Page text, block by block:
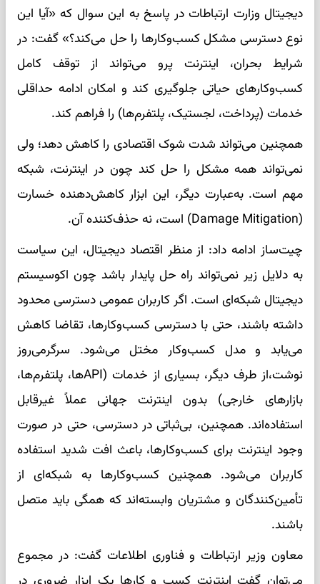
دیجیتال وزارت ارتباطات در پاسخ به این سوال که «آیا این
نوع دسترسی مشکل کسب‌وکارها را حل می‌کند؟» گفت: در
شرایط بحران، اینترنت پرو می‌تواند از توقف کامل
کسب‌وکارهای حیاتی جلوگیری کند و امکان ادامه حداقلی
خدمات (پرداخت، لجستیک، پلتفرم‌ها) را فراهم کند.
همچنین می‌تواند شدت شوک اقتصادی را کاهش دهد؛ ولی
نمی‌تواند همه مشکل را حل کند چون در اینترنت، شبکه
مهم است. به‌عبارت دیگر، این ابزار کاهش‌دهنده خسارت
(Damage Mitigation) است، نه حذف‌کننده آن.
چیت‌ساز ادامه داد: از منظر اقتصاد دیجیتال، این سیاست
به دلایل زیر نمی‌تواند راه حل پایدار باشد چون اکوسیستم
دیجیتال شبکه‌ای است. اگر کاربران عمومی دسترسی محدود
داشته باشند، حتی با دسترسی کسب‌وکارها، تقاضا کاهش
می‌یابد و مدل کسب‌وکار مختل می‌شود. سرگرمی‌روز
نوشت،از طرف دیگر، بسیاری از خدمات (APIها، پلتفرم‌ها،
بازارهای خارجی) بدون اینترنت جهانی عملاً غیرقابل
استفاده‌اند. همچنین، بی‌ثباتی در دسترسی، حتی در صورت
وجود اینترنت برای کسب‌وکارها، باعث افت شدید استفاده
کاربران می‌شود. همچنین کسب‌وکارها به شبکه‌ای از
تأمین‌کنندگان و مشتریان وابسته‌اند که همگی باید متصل
باشند.
معاون وزیر ارتباطات و فناوری اطلاعات گفت: در مجموع